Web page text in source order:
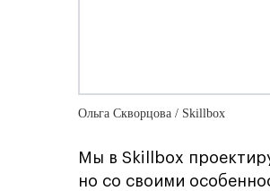
Ольга Скворцова / Skillbox
Мы в Skillbox
но со своими